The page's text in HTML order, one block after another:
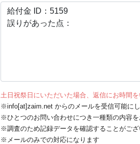
土日祝祭日にいただいた場合、返信にお時間を
※info[at]zaim.net からのメールを受信可能に
※ひとつのお問い合わせにつき一種類の内容
※調査のため記録データを確認することがござ
※メールのみでの対応になります